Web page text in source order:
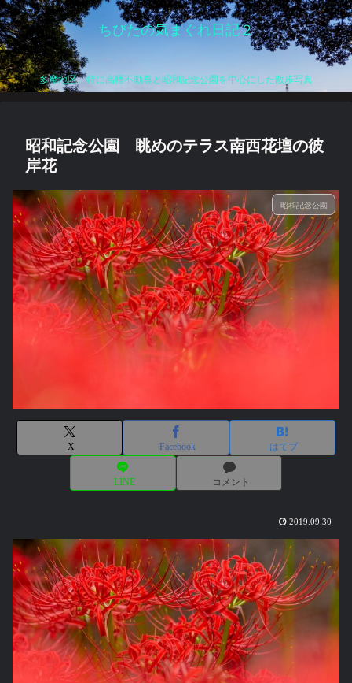
ちびたの気まぐれ日記２
多摩地区、特に高幡不動尊と昭和記念公園を中心にした散歩写真
昭和記念公園 眺めのテラス南西花壇の彼
岸花
昭和記念公園
X Facebook はてブ
LINE コメント
2019.09.30